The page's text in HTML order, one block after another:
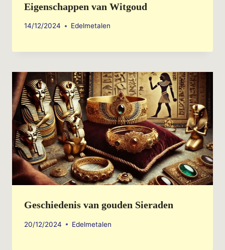
Eigenschappen van Witgoud
14/12/2024 Edelmetalen
Geschiedenis van gouden Sieraden
20/12/2024 Edelmetalen